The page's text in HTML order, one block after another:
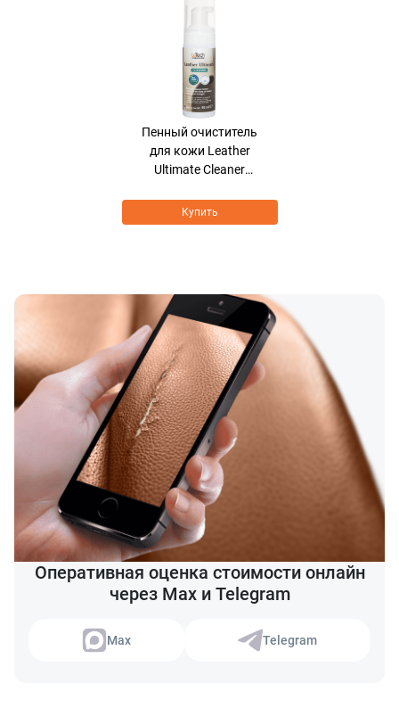
Пенный очиститель
для кожи Leather
Ultimate Cleaner
Купить
Оперативная оценка стоимости онлайн
через Max и Telegram
Max Telegram